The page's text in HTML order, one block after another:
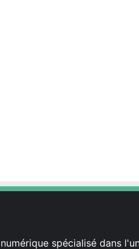
spécialisé dans